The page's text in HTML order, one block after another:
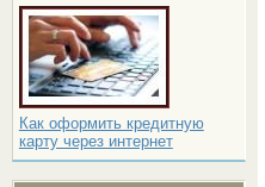
Как оформить кредитную
карту через интернет